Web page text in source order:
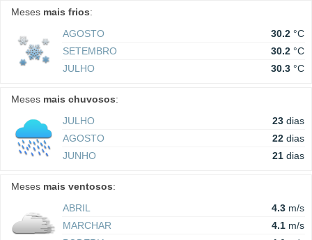
Meses mais frios:
AGOSTO
30.2 °C
SETEMBRO
30.2 °C
JULHO
30.3 °C
Meses mais chuvosos:
JULHO
23 dias
AGOSTO
22 dias
JUNHO
21 dias
Meses mais ventosos:
ABRIL
4.3 m/s
MARCHAR
4.1 m/s